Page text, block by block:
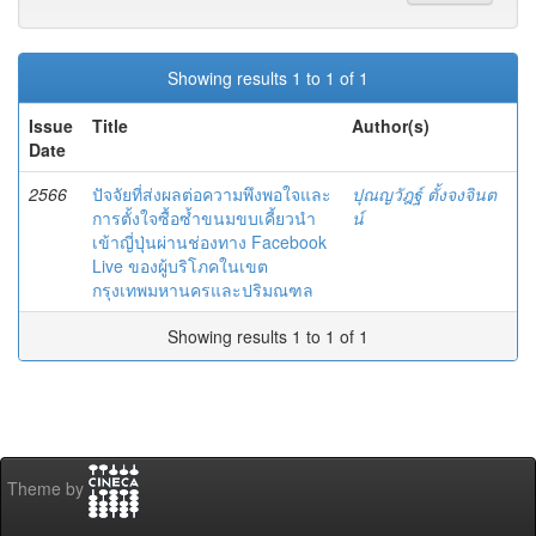
Showing results 1 to 1 of 1
Issue
Date
Title Author(s)
2566
ปัจจัยที่ส่งผลต่อความพึงพอใจและ
การตั้งใจซื้อซํ้าขนมขบเคี้ยวนำ
เข้าญี่ปุ่นผ่านช่องทาง Facebook
Live ของผู้บริโภคในเขต
กรุงเทพมหานครและปริมณฑล
ปุณญวัฎฐ์ ตั้งจงจินต
น์
Showing results 1 to 1 of 1
Theme by